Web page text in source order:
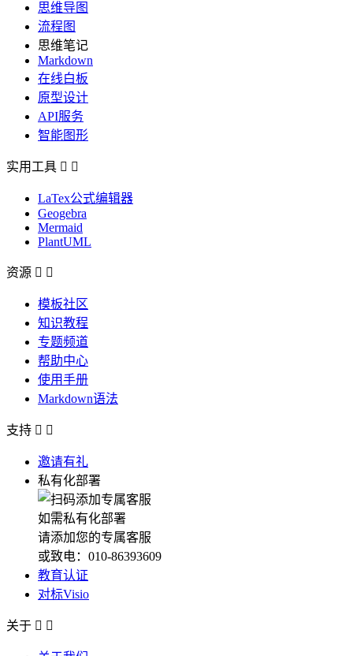
思维导图
流程图
思维笔记
Markdown
在线白板
原型设计
API服务
智能图形
实用工具  
LaTex公式编辑器
Geogebra
Mermaid
PlantUML
资源  
模板社区
知识教程
专题频道
帮助中心
使用手册
Markdown语法
支持  
邀请有礼
私有化部署
如需私有化部署
请添加您的专属客服
或致电：010-86393609
教育认证
对标Visio
关于  